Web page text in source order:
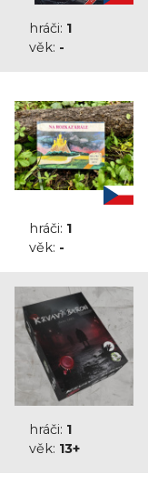
hráči: 1
věk: -
hráči: 1
věk: -
hráči: 1
věk: 13+